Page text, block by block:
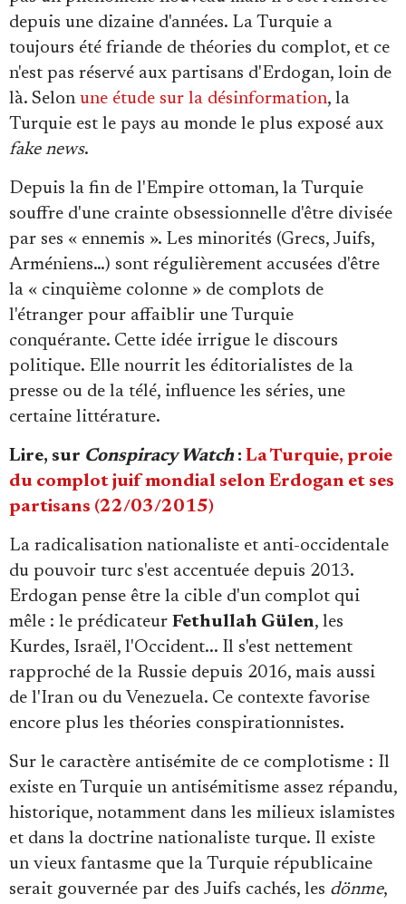
depuis une dizaine d'années. La Turquie a
toujours été friande de théories du complot, et ce
n'est pas réservé aux partisans d'Erdogan, loin de
là. Selon une étude sur la désinformation, la
Turquie est le pays au monde le plus exposé aux
fake news.
Depuis la fin de l'Empire ottoman, la Turquie
souffre d'une crainte obsessionnelle d'être divisée
par ses « ennemis ». Les minorités (Grecs, Juifs,
Arméniens…) sont régulièrement accusées d'être
la « cinquième colonne » de complots de
l'étranger pour affaiblir une Turquie
conquérante. Cette idée irrigue le discours
politique. Elle nourrit les éditorialistes de la
presse ou de la télé, influence les séries, une
certaine littérature.
Lire, sur Conspiracy Watch: La Turquie, proie
du complot juif mondial selon Erdogan et ses
partisans (22/03/2015)
La radicalisation nationaliste et anti-occidentale
du pouvoir turc s'est accentuée depuis 2013.
Erdogan pense être la cible d'un complot qui
mêle : le prédicateur Fethullah Gülen, les
Kurdes, Israël, l'Occident... Il s'est nettement
rapproché de la Russie depuis 2016, mais aussi
de l'Iran ou du Venezuela. Ce contexte favorise
encore plus les théories conspirationnistes.
Sur le caractère antisémite de ce complotisme : Il
existe en Turquie un antisémitisme assez répandu,
historique, notamment dans les milieux islamistes
et dans la doctrine nationaliste turque. Il existe
un vieux fantasme que la Turquie républicaine
serait gouvernée par des Juifs cachés, les dönme,